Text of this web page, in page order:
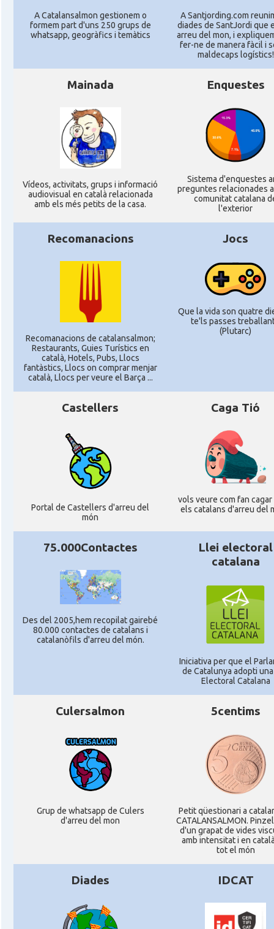
A Catalansalmon gestionem o
formem part d'uns 250 grups de
whatsapp, geogràfics i temàtics
A Santjording.com
diades de SantJordi que
arreu del mon, i
fer-ne de manera fàcil i
maldecaps logí­stics!
Mainada
Ví­deos, activitats, grups i informació
audiovisual en català relacionada
amb els més petits de la casa.
Enquestes
Sistema d'enquestes
preguntes relacionades
comunitat catalana
l'exterior
Recomanacions
Recomanacions de catalansalmon;
Restaurants, Guies Turístics en
català, Hotels, Pubs, Llocs
fantàstics, Llocs on comprar menjar
català, Llocs per veure el Barça ...
Jocs
Que la vida son quatre
te'ls passes
(Plutarc)
Castellers
Portal de Castellers d'arreu del
món
Caga Tió
vols veure com fan
els catalans d'arreu del
75.000Contactes
Des del 2005,hem recopilat gairebé
80.000 contactes de catalans i
catalanòfils d'arreu del món.
Llei electoral
catalana
Iniciativa per que el
de Catalunya adopti
Electoral Catalana
Culersalmon
Grup de whatsapp de Culers
d'arreu del mon
5centims
Petit qüestionari a
CATALANSALMON.
d'un grapat de vides
amb intensitat i en
tot el món
Diades IDCAT